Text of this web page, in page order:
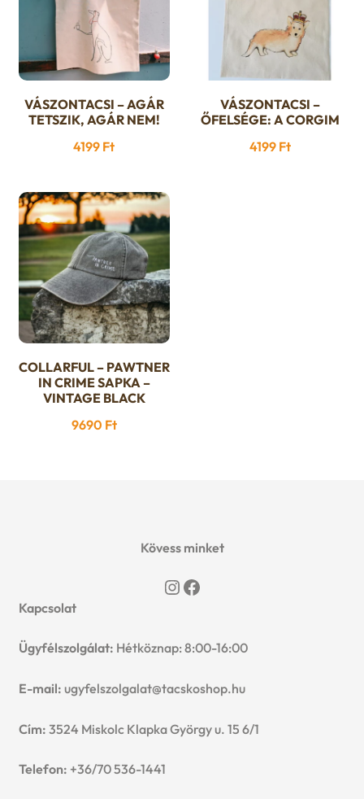
VÁSZONTACSI – AGÁR
TETSZIK, AGÁR NEM!
4199 Ft
VÁSZONTACSI –
ŐFELSÉGE: A CORGIM
4199 Ft
COLLARFUL – PAWTNER
IN CRIME SAPKA –
VINTAGE BLACK
9690 Ft
Kövess minket
Instagram
Facebook
Kapcsolat
Ügyfélszolgálat: Hétköznap: 8:00-16:00
E-mail: ugyfelszolgalat@tacskoshop.hu
Cím: 3524 Miskolc Klapka György u. 15 6/1
Telefon: +36/70 536-1441